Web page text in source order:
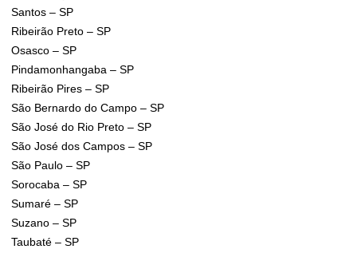
Santos – SP
Ribeirão Preto – SP
Osasco – SP
Pindamonhangaba – SP
Ribeirão Pires – SP
São Bernardo do Campo – SP
São José do Rio Preto – SP
São José dos Campos – SP
São Paulo – SP
Sorocaba – SP
Sumaré – SP
Suzano – SP
Taubaté – SP